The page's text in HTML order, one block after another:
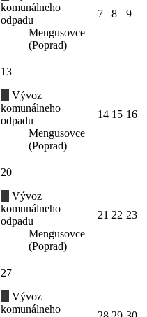
komunálneho
odpadu
Mengusovce
(Poprad)
7 8 9
13
Vývoz
komunálneho
odpadu
Mengusovce
(Poprad)
14 15 16
20
Vývoz
komunálneho
odpadu
Mengusovce
(Poprad)
21 22 23
27
Vývoz
komunálneho